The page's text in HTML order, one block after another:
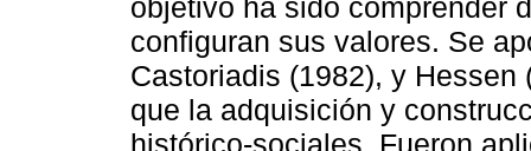
objetivo ha sido comprender
configuran sus valores. Se
Castoriadis (1982), y
que la adquisición y
histórico-sociales. Fueron